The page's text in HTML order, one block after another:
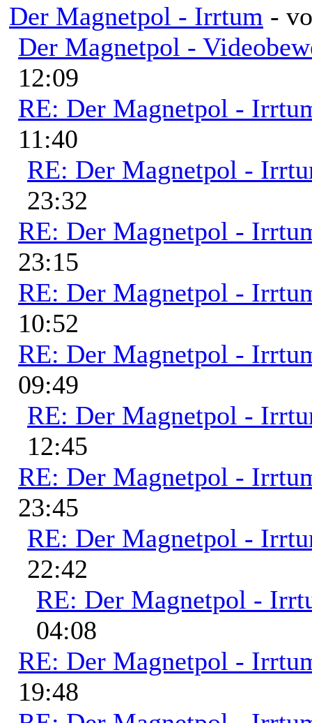
Der Magnetpol - Irrtum -
Der Magnetpol -
12:09
RE: Der Magnetpol -
11:40
RE: Der Magnetpol -
23:32
RE: Der Magnetpol -
23:15
RE: Der Magnetpol -
10:52
RE: Der Magnetpol -
09:49
RE: Der Magnetpol -
12:45
RE: Der Magnetpol -
23:45
RE: Der Magnetpol -
22:42
RE: Der Magnetpol -
04:08
RE: Der Magnetpol -
19:48